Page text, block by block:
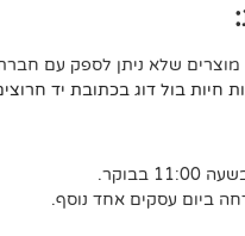
מוצרים שלא ניתן לספק עם
חיות בול דוג בכתובת יד חרוצים 16
ביום עסקים אחד נוסף.